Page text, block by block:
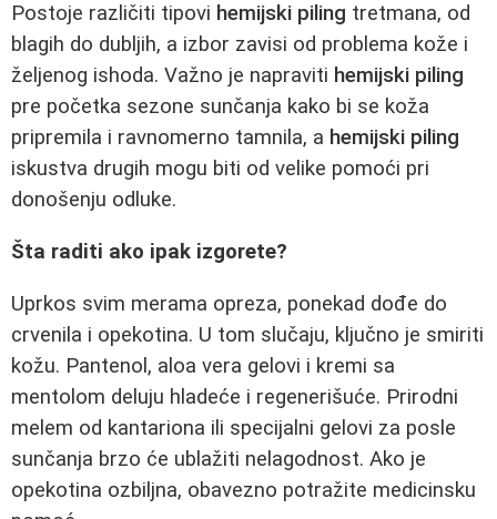
Postoje različiti tipovi hemijski piling tretmana, od
blagih do dubljih, a izbor zavisi od problema kože i
željenog ishoda. Važno je napraviti hemijski piling
pre početka sezone sunčanja kako bi se koža
pripremila i ravnomerno tamnila, a hemijski piling
iskustva drugih mogu biti od velike pomoći pri
donošenju odluke.
Šta raditi ako ipak izgorete?
Uprkos svim merama opreza, ponekad dođe do
crvenila i opekotina. U tom slučaju, ključno je smiriti
kožu. Pantenol, aloa vera gelovi i kremi sa
mentolom deluju hladeće i regenerišuće. Prirodni
melem od kantariona ili specijalni gelovi za posle
sunčanja brzo će ublažiti nelagodnost. Ako je
opekotina ozbiljna, obavezno potražite medicinsku